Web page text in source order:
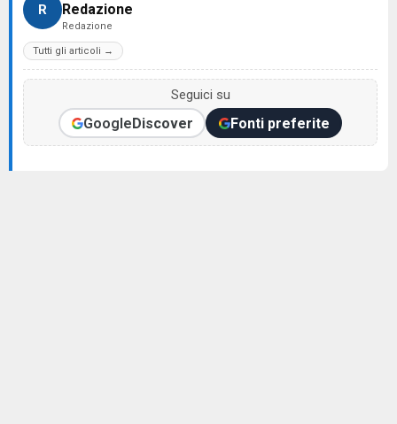
R Redazione
Redazione
Tutti gli articoli →
Seguici su
GoogleDiscover Fonti preferite